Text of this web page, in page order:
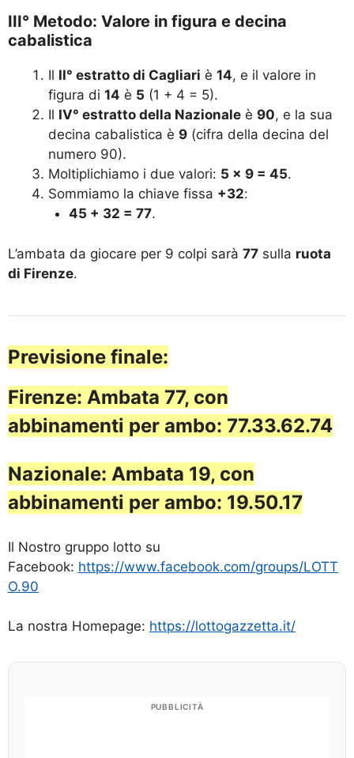
III° Metodo: Valore in figura e decina
cabalistica
Il II° estratto di Cagliari è 14, e il valore in
figura di 14 è 5 (1 + 4 = 5).
Il IV° estratto della Nazionale è 90, e la sua
decina cabalistica è 9 (cifra della decina del
numero 90).
Moltiplichiamo i due valori: 5 × 9 = 45.
Sommiamo la chiave fissa +32:
45 + 32 = 77.
L’ambata da giocare per 9 colpi sarà 77 sulla ruota
di Firenze.
Previsione finale:
Firenze: Ambata 77, con
abbinamenti per ambo: 77.33.62.74
Nazionale: Ambata 19, con
abbinamenti per ambo: 19.50.17
Il Nostro gruppo lotto su
Facebook: https://www.facebook.com/groups/LOTT
O.90
La nostra Homepage: https://lottogazzetta.it/
PUBBLICITÀ